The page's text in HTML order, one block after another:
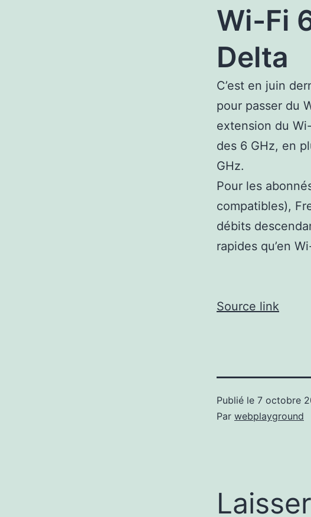
Wi-Fi
Delta
C’est en juin
pour passer du
extension du
des 6 GHz, en
GHz.
Pour les
compatibles),
débits
rapides qu’en
Source link
Publié le 7 octobre
Par webplayground